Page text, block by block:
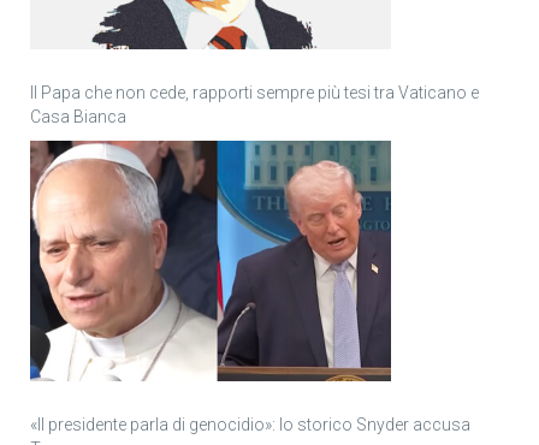
Il Papa che non cede, rapporti sempre più tesi tra Vaticano e
Casa Bianca
«Il presidente parla di genocidio»: lo storico Snyder accusa